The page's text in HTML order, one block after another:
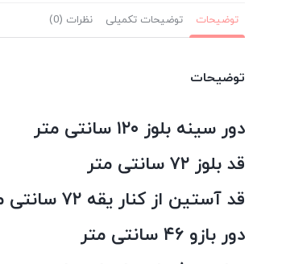
توضیحات توضیحات تکمیلی نظرات (0)
توضیحات
دور سینه بلوز ۱۲۰ سانتی متر
قد بلوز ۷۲ سانتی متر
قد آستین از کنار یقه ۷۲ سانتی متر
دور بازو ۴۶ سانتی متر